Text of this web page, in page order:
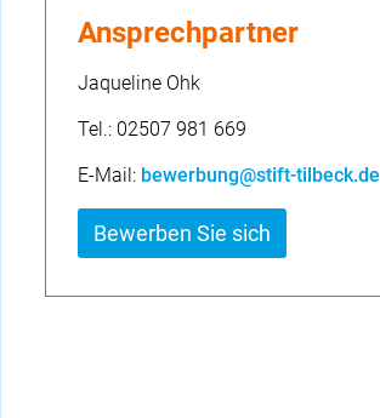
Ansprechpartner
Jaqueline Ohk
Tel.: 02507 981 669
E-Mail: bewerbung@stift-tilbeck.de
Bewerben Sie sich